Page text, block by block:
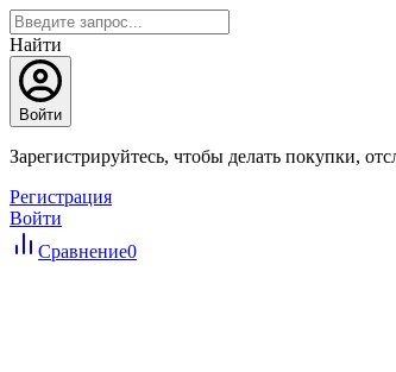
Найти
Войти
Зарегистрируйтесь, чтобы делать покупки,
Регистрация
Войти
Сравнение0